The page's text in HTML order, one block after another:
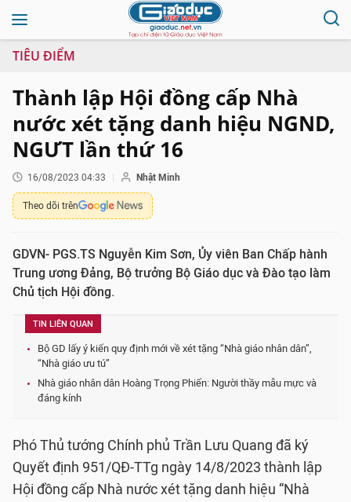
TIÊU ĐIỂM
Thành lập Hội đồng cấp Nhà
nước xét tặng danh hiệu NGND,
NGƯT lần thứ 16
16/08/2023 04:33 Nhật Minh
Theo dõi trên
GDVN- PGS.TS Nguyễn Kim Sơn, Ủy viên Ban Chấp hành
Trung ương Đảng, Bộ trưởng Bộ Giáo dục và Đào tạo làm
Chủ tịch Hội đồng.
TIN LIÊN QUAN
Bộ GD lấy ý kiến quy định mới về xét tặng “Nhà giáo nhân dân”,
“Nhà giáo ưu tú”
Nhà giáo nhân dân Hoàng Trọng Phiến: Người thầy mẫu mực và
đáng kính
Phó Thủ tướng Chính phủ Trần Lưu Quang đã ký
Quyết định 951/QĐ-TTg ngày 14/8/2023 thành lập
Hội đồng cấp Nhà nước xét tặng danh hiệu “Nhà